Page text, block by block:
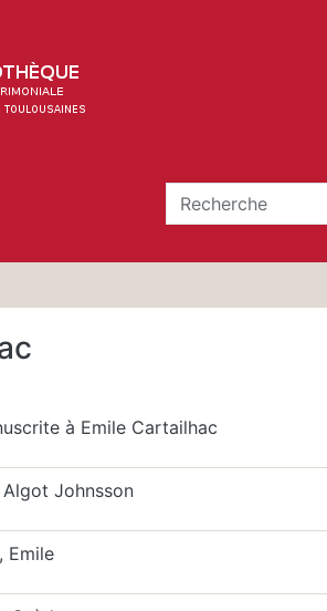
à Emile Cartailhac
Algot Johnsson
Emile